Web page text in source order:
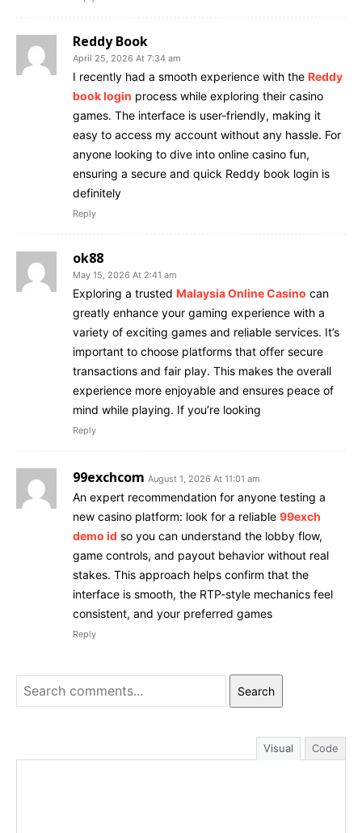
Reddy Book
April 25, 2026 At 7:34 am
I recently had a smooth experience with the Reddy
book login process while exploring their casino
games. The interface is user-friendly, making it
easy to access my account without any hassle. For
anyone looking to dive into online casino fun,
ensuring a secure and quick Reddy book login is
definitely
Reply
ok88
May 15, 2026 At 2:41 am
Exploring a trusted Malaysia Online Casino can
greatly enhance your gaming experience with a
variety of exciting games and reliable services. It’s
important to choose platforms that offer secure
transactions and fair play. This makes the overall
experience more enjoyable and ensures peace of
mind while playing. If you’re looking
Reply
99exchcom August 1, 2026 At 11:01 am
An expert recommendation for anyone testing a
new casino platform: look for a reliable 99exch
demo id so you can understand the lobby flow,
game controls, and payout behavior without real
stakes. This approach helps confirm that the
interface is smooth, the RTP-style mechanics feel
consistent, and your preferred games
Reply
Search
Visual Code